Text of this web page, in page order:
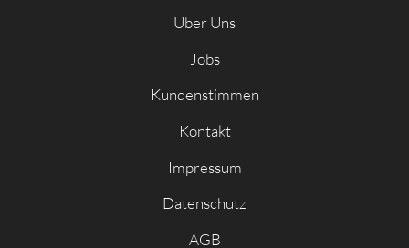
Über Uns
Jobs
Kundenstimmen
Kontakt
Impressum
Datenschutz
AGB